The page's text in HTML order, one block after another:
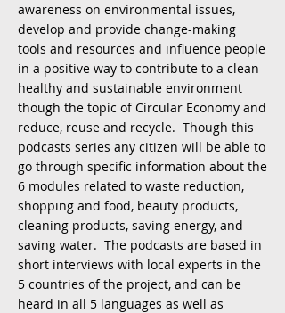
awareness on environmental issues,
develop and provide change-making
tools and resources and influence people
in a positive way to contribute to a clean
healthy and sustainable environment
though the topic of Circular Economy and
reduce, reuse and recycle. Though this
podcasts series any citizen will be able to
go through specific information about the
6 modules related to waste reduction,
shopping and food, beauty products,
cleaning products, saving energy, and
saving water. The podcasts are based in
short interviews with local experts in the
5 countries of the project, and can be
heard in all 5 languages as well as